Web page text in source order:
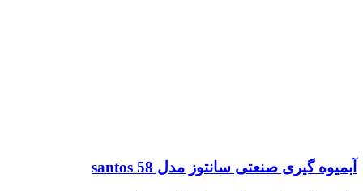
آبمیوه گیری صنعتی سانتوز مدل santos 58